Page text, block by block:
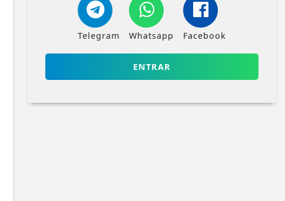
Telegram Whatsapp Facebook
ENTRAR